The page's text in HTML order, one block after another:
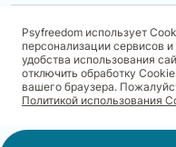
Пользовательское
Договор-оферта для
Договор-оферта для
Согласие на обработку,
Реквизиты
Договор-оферта с Клиентом
Psyfreedom использует
персонализации сервисов
удобства использования
отключить обработку
вашего браузера.
Политикой использования